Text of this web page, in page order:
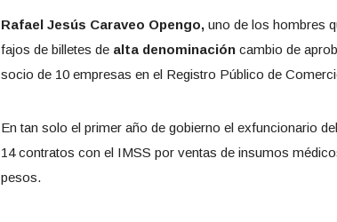
Rafael Jesús Caraveo Opengo, uno de los hombres
fajos de billetes de alta denominación cambio de
socio de 10 empresas en el Registro Público de
En tan solo el primer año de gobierno el exfuncionario
14 contratos con el IMSS por ventas de insumos
pesos.